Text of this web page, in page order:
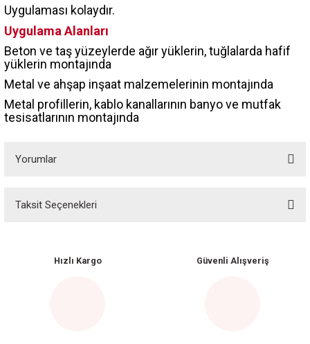
Uygulaması kolaydır.
Uygulama Alanları
Beton ve taş yüzeylerde ağır yüklerin, tuğlalarda hafif
yüklerin montajında
Metal ve ahşap inşaat malzemelerinin montajında
Metal profillerin, kablo kanallarının banyo ve mutfak
tesisatlarının montajında
Yorumlar
Taksit Seçenekleri
Hızlı Kargo Güvenli Alışveriş